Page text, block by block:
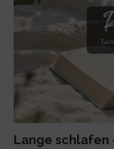
Lange schlafen